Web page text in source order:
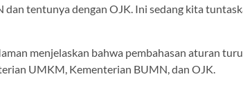
dan tentunya dengan OJK. Ini sedang kita
menjelaskan bahwa pembahasan aturan
UMKM, Kementerian BUMN, dan OJK.